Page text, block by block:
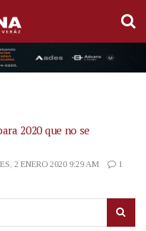
2020 que no se
2 ENERO 2020 9:29 AM 1